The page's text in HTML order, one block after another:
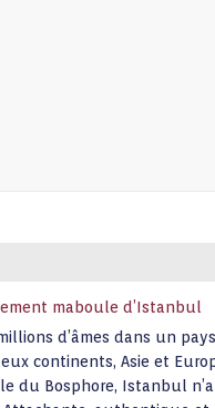
maboule d’Istanbul
d’âmes dans un
continents, Asie et
du Bosphore, Istanbul